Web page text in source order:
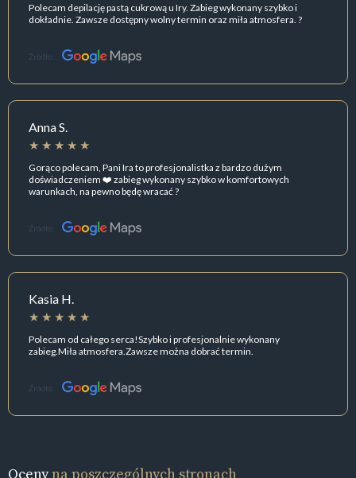
Polecam depilację pastą cukrową u Iry. Zabieg wykonany szybko i
dokładnie. Zawsze dostępny wolny termin oraz miła atmosfera. ?
Źródło:
Anna S.
Gorąco polecam, Pani Ira to profesjonalistka z bardzo dużym
doświadczeniem ❤️ zabieg wykonany szybko w komfortowych
warunkach, na pewno będę wracać ?
Źródło:
Kasia H.
Polecam od całego serca!Szybko i profesjonalnie wykonany
zabieg.Miła atmosfera.Zawsze można dobrać termin.
Źródło:
Ocenyna poszczególnych stronach